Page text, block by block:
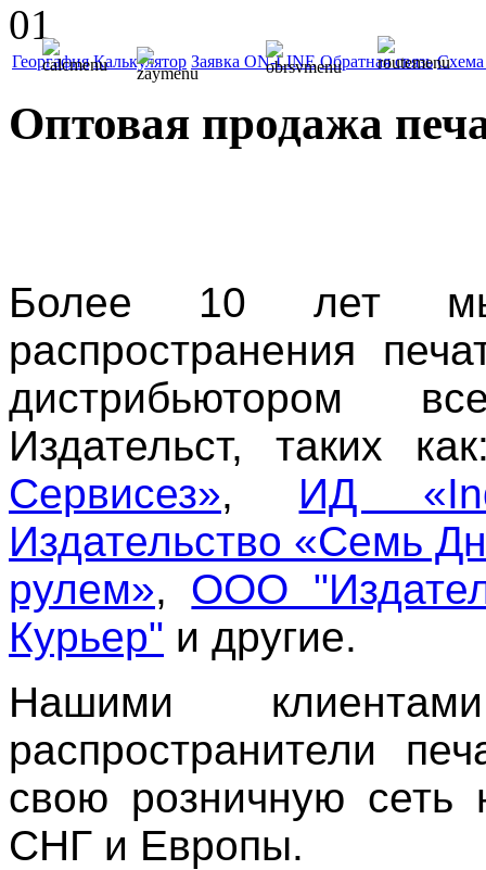
01
Георгафия Калькулятор Заявка ON-LINE Обратная связь Схема
Оптовая продажа
Более 10 лет
распространения
дистрибьютором
Издательст, таких
Сервисез», ИД
Издательство «Семь
рулем», ООО
Курьер" и другие.
Нашими
распространители
свою розничную сеть
СНГ и Европы.